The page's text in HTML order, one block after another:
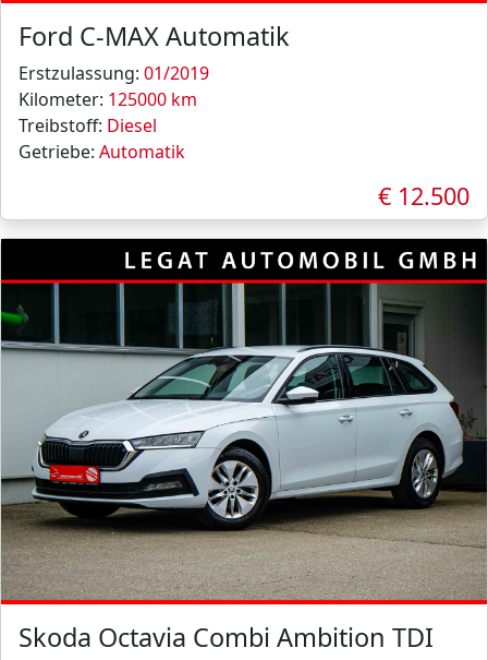
Ford C-MAX Automatik
Erstzulassung: 01/2019
Kilometer: 125000 km
Treibstoff: Diesel
Getriebe: Automatik
€ 12.500
Skoda Octavia Combi Ambition TDI